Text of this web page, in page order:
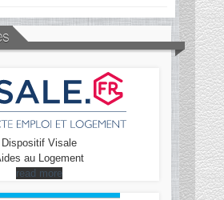
Dispositif Visale
au Logement
read more